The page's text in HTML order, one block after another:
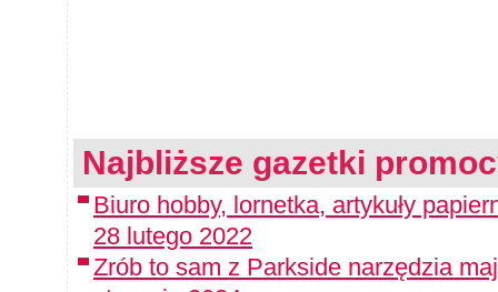
Najbliższe gazetki
Biuro hobby, lornetka, artykuły
28 lutego 2022
Zrób to sam z Parkside narzędzia